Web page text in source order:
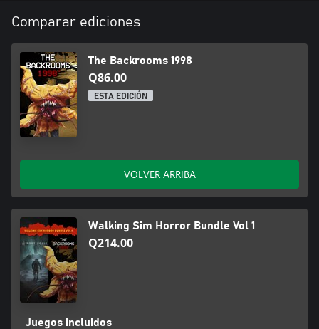
Comparar ediciones
The Backrooms 1998
Q86.00
ESTA EDICIÓN
VOLVER ARRIBA
Walking Sim Horror Bundle Vol 1
Q214.00
Juegos incluidos